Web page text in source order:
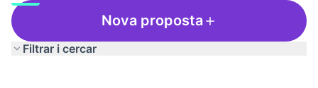
Nova proposta
Filtrar i cercar